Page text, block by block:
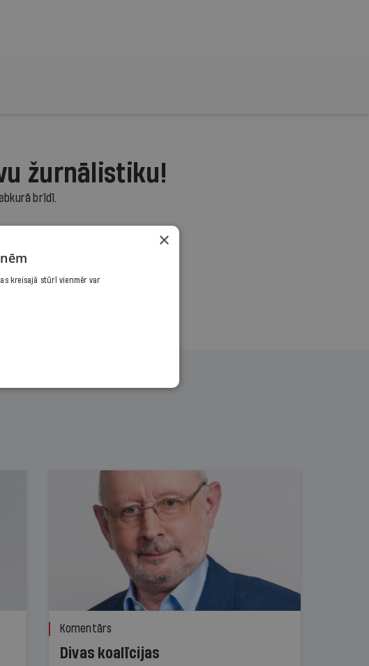
žurnālistiku!
brīdī.
Komentārs
Divas koalīcijas
×
kreisajā stūrī vienmēr var